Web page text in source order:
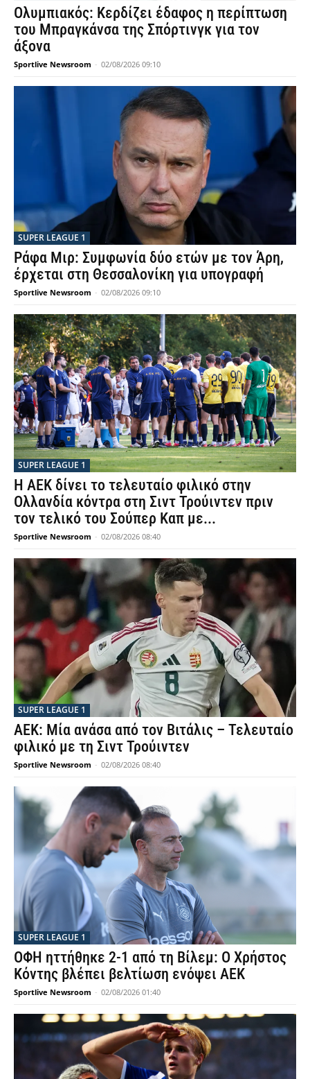
Ολυμπιακός: Κερδίζει έδαφος η περίπτωση
του Μπραγκάνσα της Σπόρτινγκ για τον
άξονα
Sportlive Newsroom - 02/08/2026 09:10
SUPER LEAGUE 1
Ράφα Μιρ: Συμφωνία δύο ετών με τον Άρη,
έρχεται στη Θεσσαλονίκη για υπογραφή
Sportlive Newsroom - 02/08/2026 09:10
SUPER LEAGUE 1
Η ΑΕΚ δίνει το τελευταίο φιλικό στην
Ολλανδία κόντρα στη Σιντ Τρούιντεν πριν
τον τελικό του Σούπερ Καπ με...
Sportlive Newsroom - 02/08/2026 08:40
SUPER LEAGUE 1
ΑΕΚ: Μία ανάσα από τον Βιτάλις – Τελευταίο
φιλικό με τη Σιντ Τρούιντεν
Sportlive Newsroom - 02/08/2026 08:40
SUPER LEAGUE 1
ΟΦΗ ηττήθηκε 2-1 από τη Βίλεμ: Ο Χρήστος
Κόντης βλέπει βελτίωση ενόψει ΑΕΚ
Sportlive Newsroom - 02/08/2026 01:40